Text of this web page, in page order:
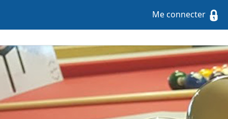
Me connecter